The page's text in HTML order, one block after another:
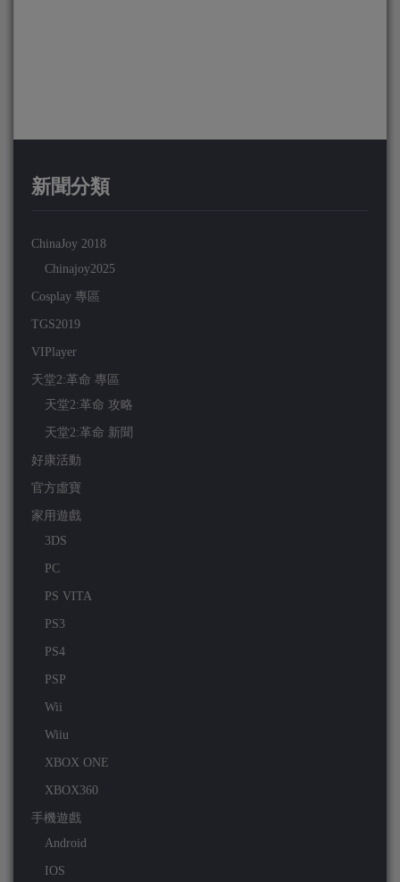
新聞分類
ChinaJoy 2018
Chinajoy2025
Cosplay 專區
TGS2019
VIPlayer
天堂2:革命 專區
天堂2:革命 攻略
天堂2:革命 新聞
好康活動
官方虛寶
家用遊戲
3DS
PC
PS VITA
PS3
PS4
PSP
Wii
Wiiu
XBOX ONE
XBOX360
手機遊戲
Android
IOS